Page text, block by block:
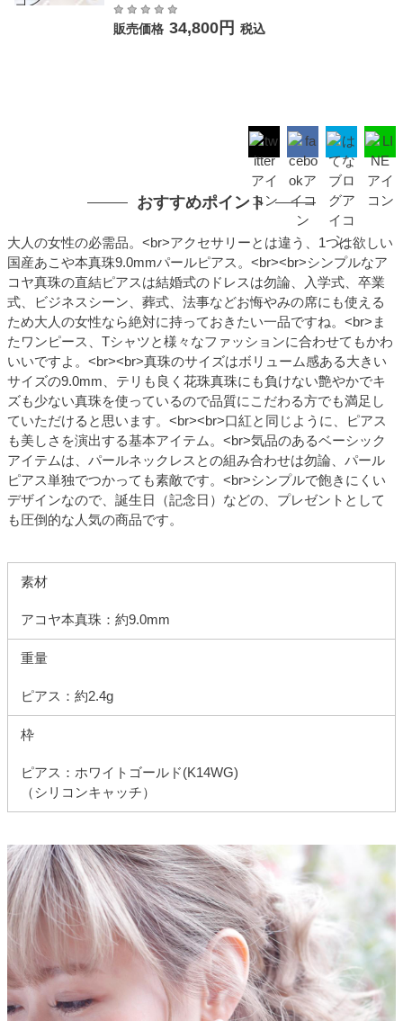
販売価格 34,800円 税込
おすすめポイント
大人の女性の必需品。<br>アクセサリーとは違う、1つは欲しい
国産あこや本真珠9.0mmパールピアス。<br><br>シンプルなア
コヤ真珠の直結ピアスは結婚式のドレスは勿論、入学式、卒業
式、ビジネスシーン、葬式、法事などお悔やみの席にも使える
ため大人の女性なら絶対に持っておきたい一品ですね。<br>ま
たワンピース、Tシャツと様々なファッションに合わせてもかわ
いいですよ。<br><br>真珠のサイズはボリューム感ある大きい
サイズの9.0mm、テリも良く花珠真珠にも負けない艶やかでキ
ズも少ない真珠を使っているので品質にこだわる方でも満足し
ていただけると思います。<br><br>口紅と同じように、ピアス
も美しさを演出する基本アイテム。<br>気品のあるベーシック
アイテムは、パールネックレスとの組み合わせは勿論、パール
ピアス単独でつかっても素敵です。<br>シンプルで飽きにくい
デザインなので、誕生日（記念日）などの、プレゼントとして
も圧倒的な人気の商品です。
素材
アコヤ本真珠：約9.0mm
重量
ピアス：約2.4g
枠
ピアス：ホワイトゴールド(K14WG)
（シリコンキャッチ）